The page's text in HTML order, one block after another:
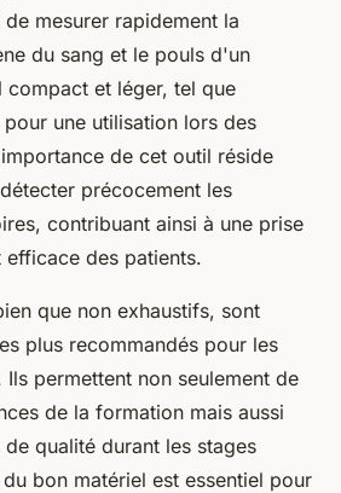
mesurer rapidement la
du sang et le pouls d'un
compact et léger, tel que
une utilisation lors des
de cet outil réside
précocement les
contribuant ainsi à une prise
des patients.
que non exhaustifs, sont
plus recommandés pour les
permettent non seulement de
de la formation mais aussi
qualité durant les stages
bon matériel est essentiel pour